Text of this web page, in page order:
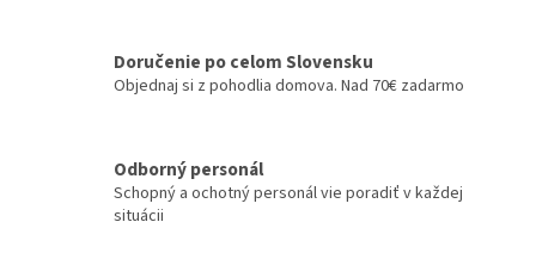
c
i
e
k
n
i
Doručenie po celom Slovensku
Objednaj si z pohodlia domova. Nad 70€ zadarmo
Odborný personál
Schopný a ochotný personál vie poradiť v každej
situácii